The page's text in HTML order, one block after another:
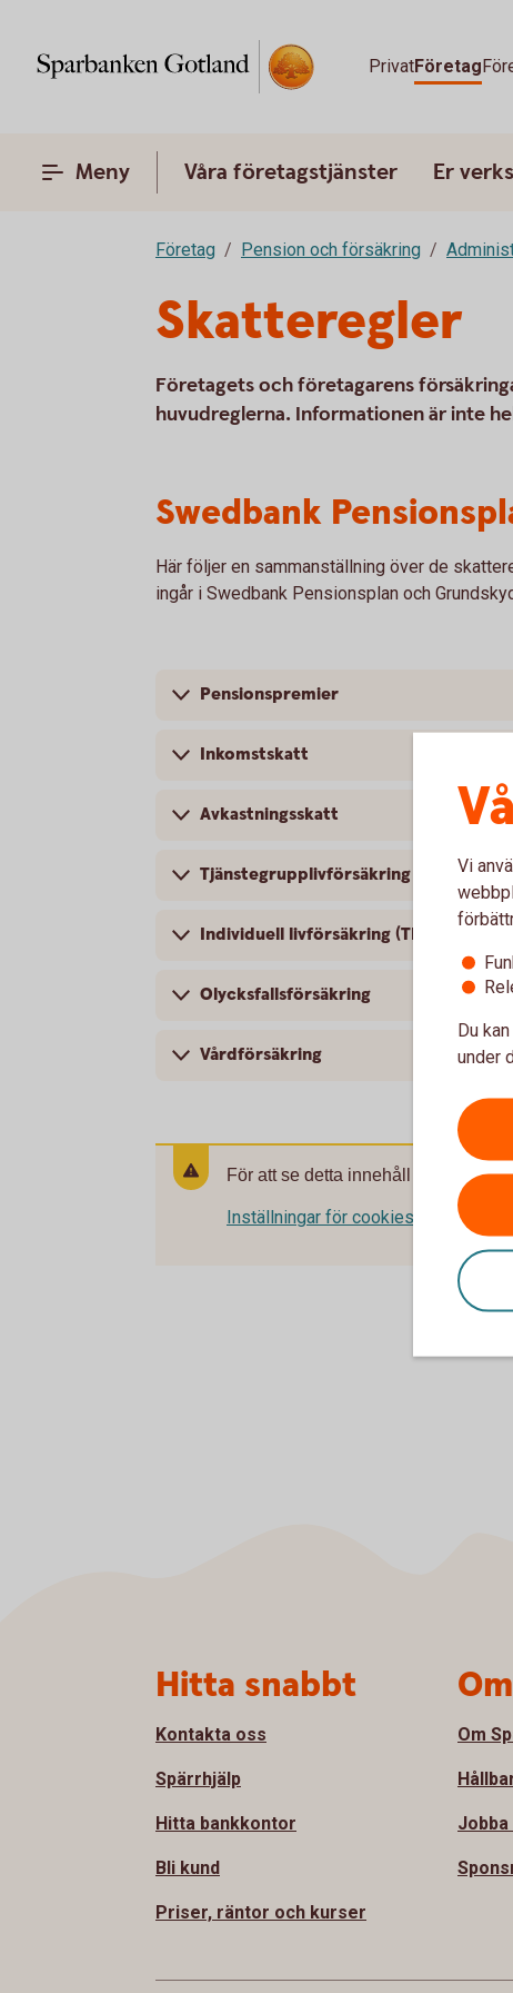
PrivatFöretag
Meny Våra företagstjänster Er
Företag Pension och försäkring
Skatteregler
Företagets och företagarens
huvudreglerna. Informationen är inte
Swedbank
Här följer en sammanställning över de
ingår i Swedbank Pensionsplan och
Pensionspremier
Inkomstskatt
Avkastningsskatt
Tjänstegrupplivförsäkring – TGL
Individuell livförsäkring (TNUG)
Olycksfallsförsäkring
Vårdförsäkring
För att se detta innehåll behöver
Inställningar för cookies
Vi
Du
under
Hitta snabbt
Kontakta oss
Spärrhjälp
Hitta bankkontor
Bli kund
Priser, räntor och kurser
Om